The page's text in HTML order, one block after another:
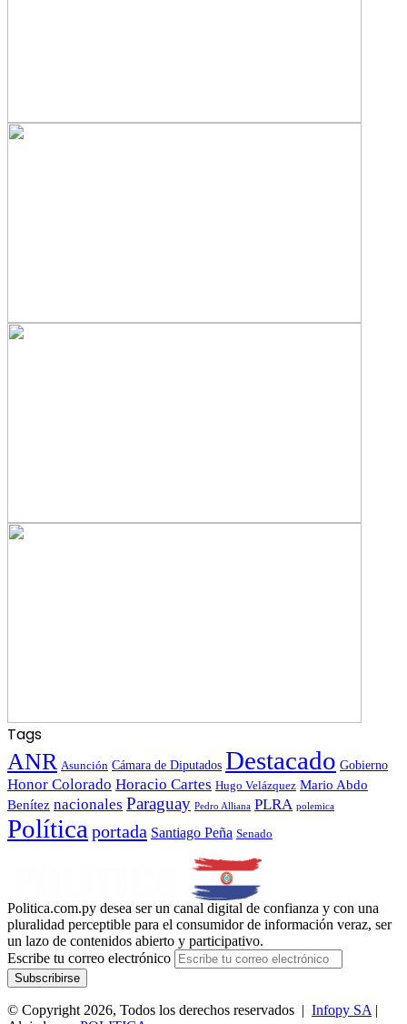
Tags
ANR Asunción Cámara de Diputados Destacado Gobierno
Honor Colorado Horacio Cartes Hugo Velázquez Mario Abdo
Benítez nacionales Paraguay Pedro Alliana PLRA polemica
Política portada Santiago Peña Senado
Politica.com.py desea ser un canal digital de confianza y con una
pluralidad perceptible para el consumidor de información veraz, ser
un lazo de contenidos abierto y participativo.
Escribe tu correo electrónico
© Copyright 2026, Todos los derechos reservados | Infopy SA |